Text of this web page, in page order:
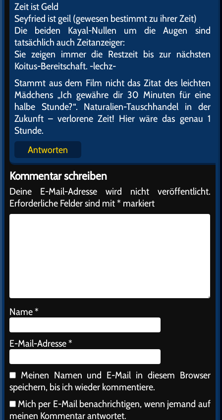
Zeit ist Geld
Seyfried ist geil (gewesen bestimmt zu ihrer Zeit)
Die beiden Kayal-Nullen um die Augen sind
tatsächlich auch Zeitanzeiger:
Sie zeigen immer die Restzeit bis zur nächsten
Koitus-Bereitschaft. -lechz-
Stammt aus dem Film nicht das Zitat des leichten
Mädchens „Ich gewähre dir 30 Minuten für eine
halbe Stunde?“. Naturalien-Tauschhandel in der
Zukunft – verlorene Zeit! Hier wäre das genau 1
Stunde.
Antworten
Kommentar schreiben
Deine E-Mail-Adresse wird nicht veröffentlicht.
Erforderliche Felder sind mit* markiert
Name*
E-Mail-Adresse*
Meinen Namen und E-Mail in diesem Browser
speichern, bis ich wieder kommentiere.
Mich per E-Mail benachrichtigen, wenn jemand auf
meinen Kommentar antwortet.